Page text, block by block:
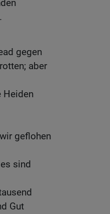
gegen
aber
Heiden
geflohen
sind
Gut